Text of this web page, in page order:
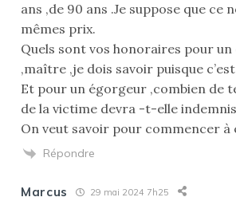
ans ,de 90 ans .Je suppose que ce
mêmes prix.
Quels sont vos honoraires pour
,maître ,je dois savoir puisque
Et pour un égorgeur ,combien de
de la victime devra -t-elle
On veut savoir pour commencer à
Répondre
Marcus 29 mai 2024 7h25